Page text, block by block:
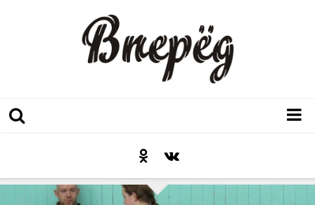
Послесловие к празднику